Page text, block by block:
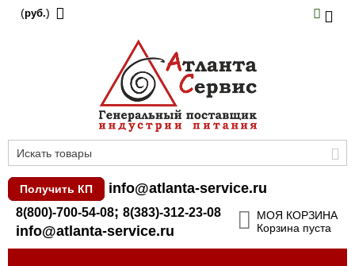
(руб.)
Получить КП info@atlanta-service.ru
8(800)-700-54-08; 8(383)-312-23-08
info@atlanta-service.ru
МОЯ КОРЗИНА
Корзина пуста